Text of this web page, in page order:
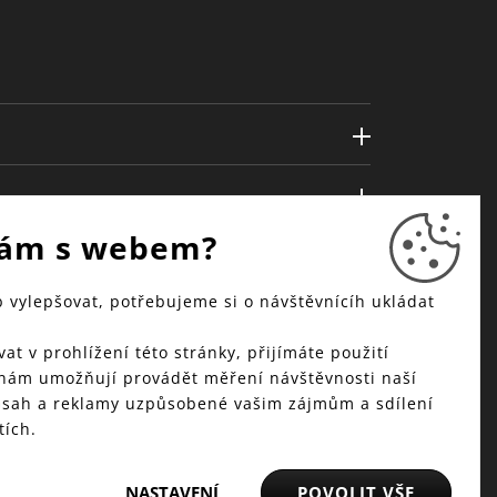
s webem?
vylepšovat, potřebujeme si o návštěvnícíh ukládat
v prohlížení této stránky, přijímáte použití
umožňují provádět měření návštěvnosti naší
a reklamy uzpůsobené vašim zájmům a sdílení
NASTAVENÍ POVOLIT VŠE